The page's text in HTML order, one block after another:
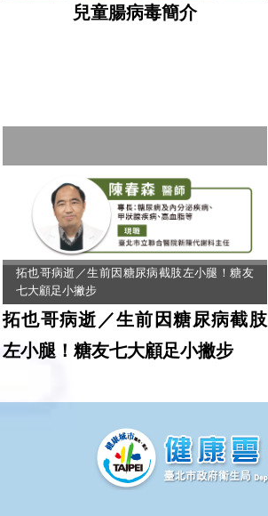
兒童腸病毒簡介
拓也哥病逝／生前因糖尿病截肢左小腿！糖友
七大顧足小撇步
拓也哥病逝／生前因糖尿病截肢
左小腿！糖友七大顧足小撇步